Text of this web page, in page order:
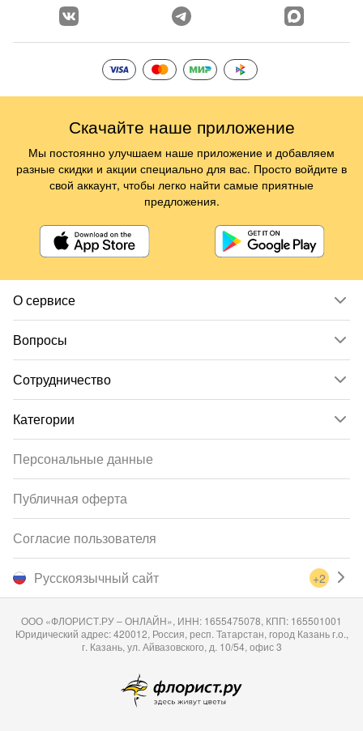
О сервисе
Вопросы
Сотрудничество
Категории
Русскоязычный сайт +2
Персональные данные
Публичная оферта
Согласие пользователя
ООО «ФЛОРИСТ.РУ – ОНЛАЙН», ИНН: 1655475078, КПП: 165501001
Юридический адрес: 420012, Россия, респ. Татарстан, город Казань г.о.,
г. Казань, ул. Айвазовского, д. 10/54, офис 3
Скачайте наше приложение
Мы постоянно улучшаем наше приложение и добавляем
разные скидки и акции специально для вас. Просто войдите в
свой аккаунт, чтобы легко найти самые приятные
предложения.